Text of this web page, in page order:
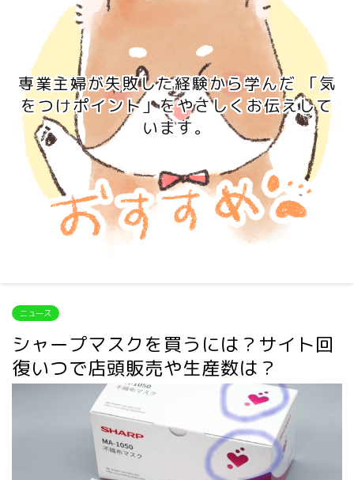
専業主婦が失敗した経験から学んだ 「気
をつけポイント」をやさしくお伝えして
います。
ニュース
シャープマスクを買うには？サイト回
復いつで店頭販売や生産数は？